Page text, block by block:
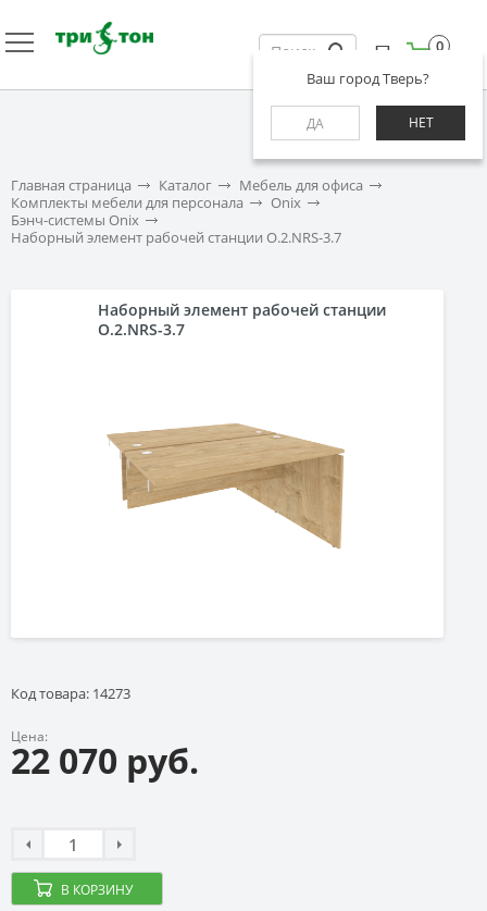
Ваш город Тверь?
ДА НЕТ
0
Главная страница Каталог
Мебель для офиса
Комплекты мебели для персонала
Onix
Бэнч-системы Onix
Наборный элемент рабочей станции O.2.NRS-3.7
Наборный элемент рабочей станции
O.2.NRS-3.7
Код товара: 14273
Цена:
22 070 руб.
В КОРЗИНУ